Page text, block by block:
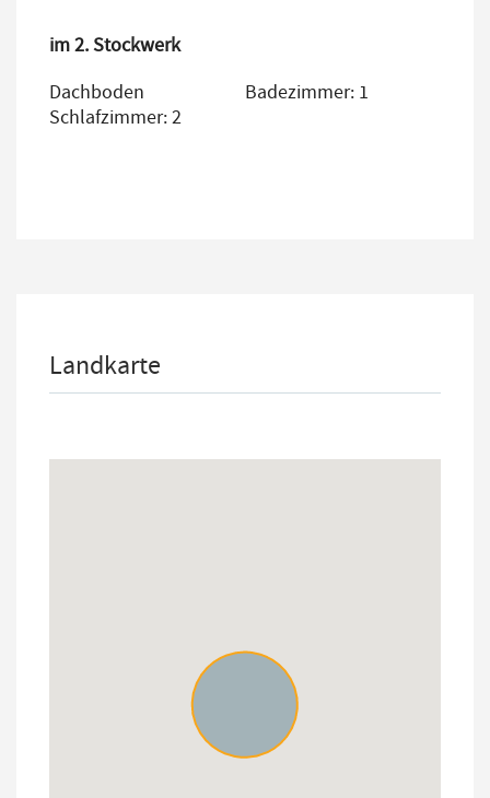
im 2. Stockwerk
Dachboden
Badezimmer: 1
Schlafzimmer: 2
Landkarte